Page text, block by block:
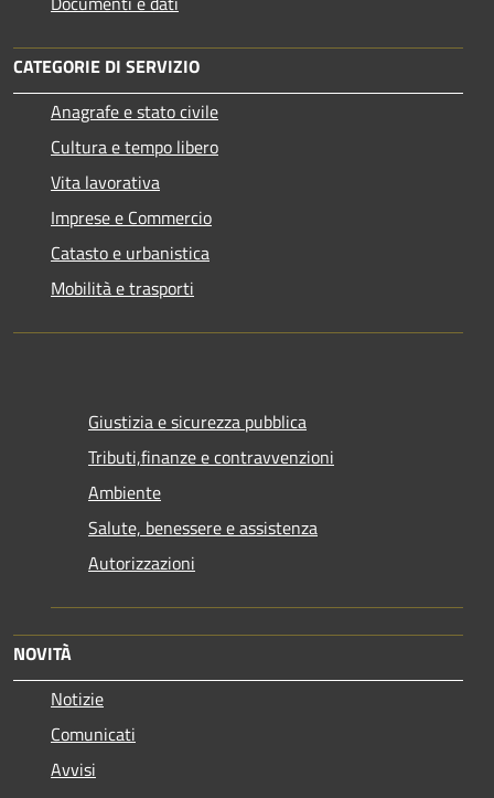
CATEGORIE DI SERVIZIO
Anagrafe e stato civile
Cultura e tempo libero
Vita lavorativa
Imprese e Commercio
Catasto e urbanistica
Mobilità e trasporti
Giustizia e sicurezza pubblica
Tributi,finanze e contravvenzioni
Ambiente
Salute, benessere e assistenza
Autorizzazioni
NOVITÀ
Notizie
Comunicati
Avvisi